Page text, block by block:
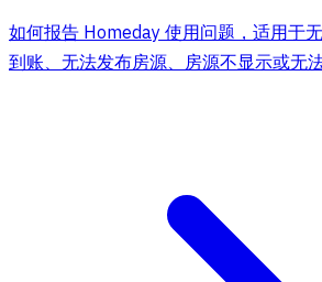
如何报告 Homeday 使用问题，适用于
到账、无法发布房源、房源不显示或